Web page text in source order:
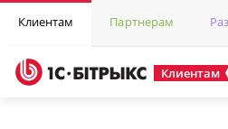
Клиентам Партнерам
Клиентам